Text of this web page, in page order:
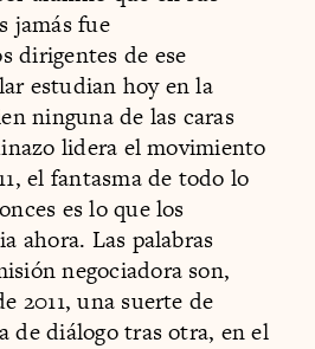
jamás fue
dirigentes de ese
estudian hoy en la
ninguna de las caras
lidera el movimiento
el fantasma de todo lo
es lo que los
ahora. Las palabras
negociadora son,
2011, una suerte de
de diálogo tras otra, en el